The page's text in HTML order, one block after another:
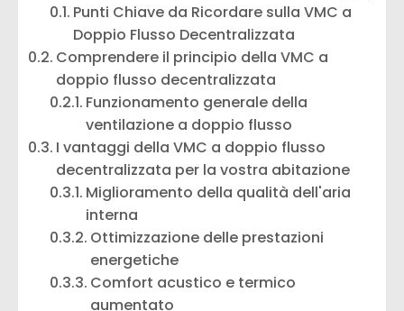
Punti Chiave da Ricordare sulla VMC a
Doppio Flusso Decentralizzata
Comprendere il principio della VMC a
doppio flusso decentralizzata
Funzionamento generale della
ventilazione a doppio flusso
I vantaggi della VMC a doppio flusso
decentralizzata per la vostra abitazione
Miglioramento della qualità dell'aria
interna
Ottimizzazione delle prestazioni
energetiche
Comfort acustico e termico
aumentato